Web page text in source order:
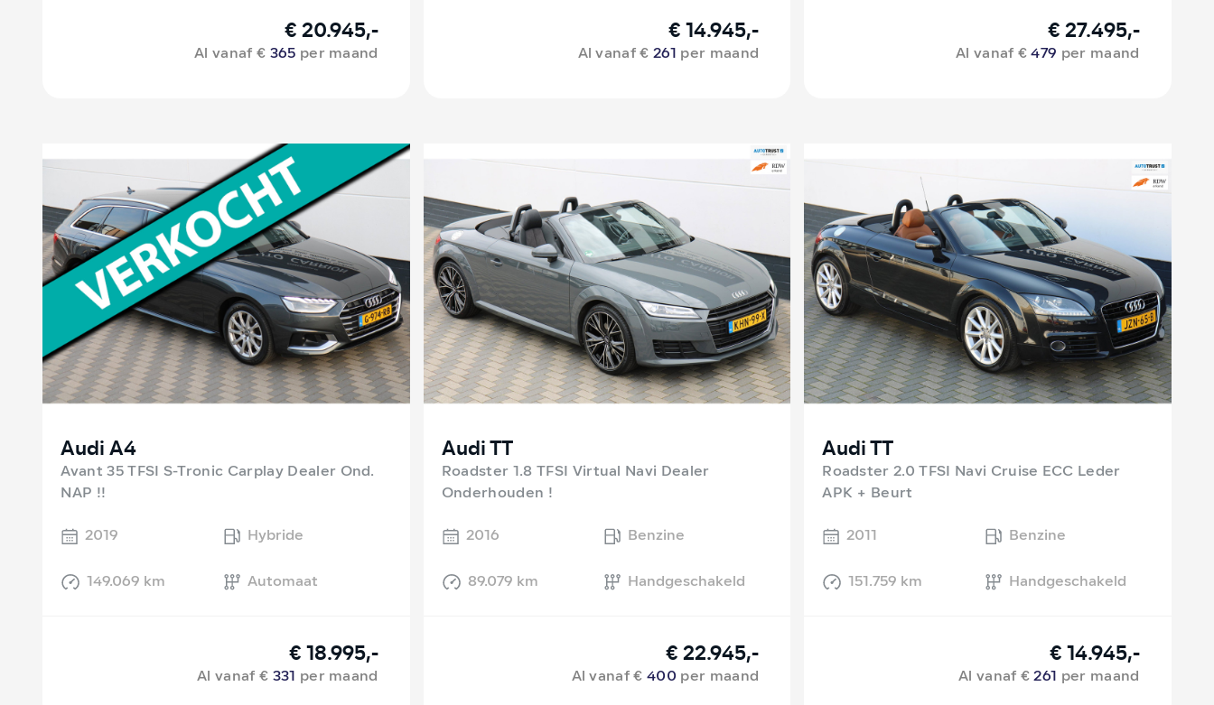
€ 20.945,-
Al vanaf € 365 per maand
€ 14.945,-
Al vanaf €261 per maand
€ 27.495,-
Al vanaf €479 per maand
Audi A4
Avant 35 TFSI S-Tronic Carplay Dealer Ond.
NAP !!
2019
Hybride
149.069 km Automaat
€ 18.995,-
Al vanaf € 331 per maand
Audi TT
Roadster 1.8 TFSI Virtual Navi Dealer
Onderhouden !
2016
Benzine
89.079 km Handgeschakeld
€ 22.945,-
Al vanaf €400 per maand
Audi TT
Roadster 2.0 TFSI Navi Cruise ECC Leder
APK + Beurt
2011
Benzine
151.759 km Handgeschakeld
€ 14.945,-
Al vanaf €261 per maand